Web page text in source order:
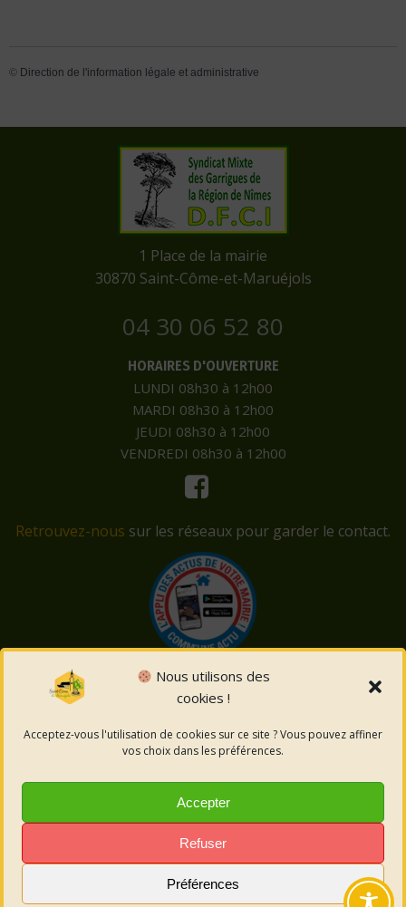
Nous utilisons des
cookies !
Acceptez-vous l'utilisation de cookies sur ce site ? Vous pouvez affiner
vos choix dans les préférences.
Accepter
Refuser
Préférences
© Direction de l'information légale et administrative
​1 Place de la mairie
​30870 Saint-Côme-et-Maruéjols
04 30 06 52 80
HORAIRES D'OUVERTURE
LUNDI 08h30 à 12h00
MARDI 08h30 à 12h00
JEUDI 08h30 à 12h00
VENDREDI 08h30 à 12h00
Retrouvez-nous sur les réseaux pour garder le contact.
© 2026 Saint-Côme-et-Maruéjols. Un service proposé
Mentions légales
Politique des cookies